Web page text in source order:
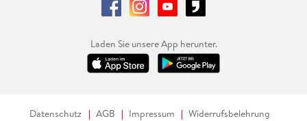
Laden Sie unsere App herunter.
Datenschutz AGB Impressum
Widerrufsbelehrung